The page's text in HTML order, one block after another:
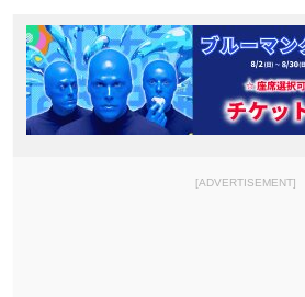
[ADVERTISEMENT]